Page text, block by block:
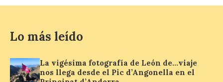
León de…viaje nos llega
desde el Pic d’Angonella
9 Ago 2026
Lo más leído
La vigésima fotografía de León de…viaje
nos llega desde el Pic d’Angonella en el